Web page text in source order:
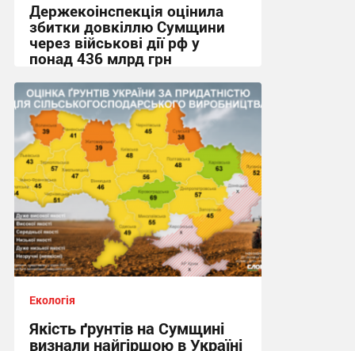
Держекоінспекція оцінила
збитки довкіллю Сумщини
через військові дії рф у
понад 436 млрд грн
20:50, 23.07.2026
Екологія
Якість ґрунтів на Сумщині
визнали найгіршою в Україні